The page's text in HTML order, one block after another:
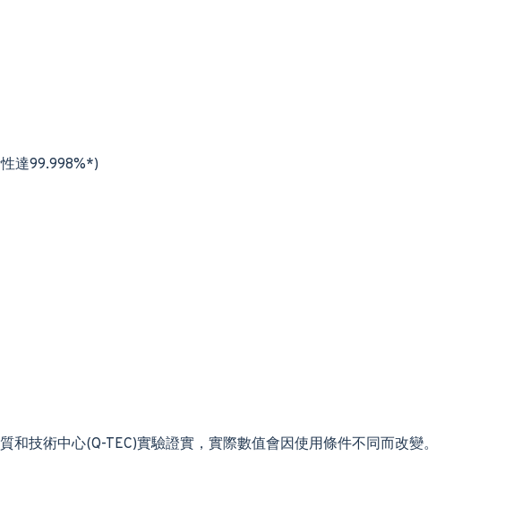
達99.998%*)
技術中心(Q-TEC)實驗證實，實際數值會因使用條件不同而改變。